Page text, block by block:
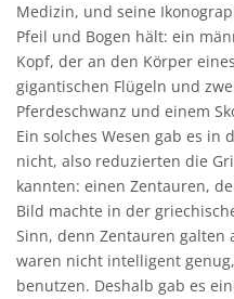
Medizin, und seine
Pfeil und Bogen hält: ein
Kopf, der an den Körper
gigantischen Flügeln und
Pferdeschwanz und einem
Ein solches Wesen gab es in
nicht, also reduzierten die
kannten: einen Zentauren,
Bild machte in der
Sinn, denn Zentauren galten
waren nicht intelligent
benutzen. Deshalb gab es